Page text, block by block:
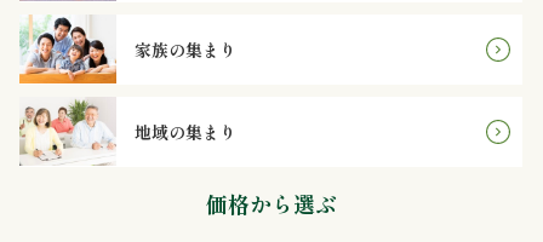
法
要
慶
家族の集まり
地域の集まり
価格から選ぶ